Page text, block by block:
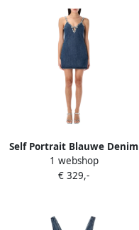
Self Portrait Blauwe Denim
Strappy Mini Jurk Blue
Dames
1 webshop
€ 329,-